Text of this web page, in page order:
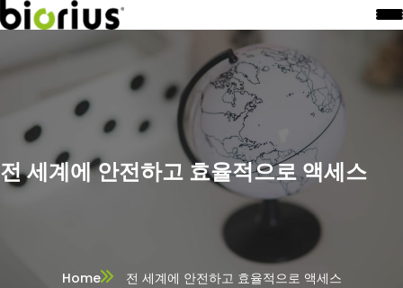
전 세계에 안전하고 효율적으로 액세스
Home 전 세계에 안전하고 효율적으로 액세스